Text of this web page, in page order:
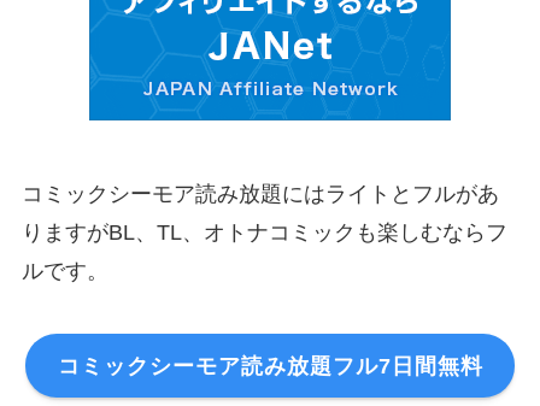
コミックシーモア読み放題にはライトとフルがあ
りますがBL、TL、オトナコミックも楽しむならフ
ルです。
コミックシーモア読み放題フル7日間無料